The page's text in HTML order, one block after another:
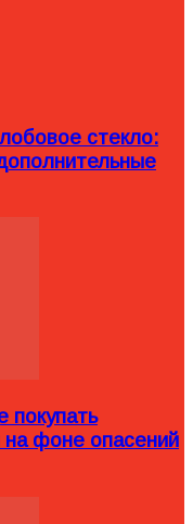
стекло:
покупать
на фоне опасений